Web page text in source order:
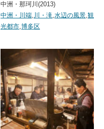
中洲・那珂川(2013)
中洲・川端, 川・滝,水辺の風景,観
光都市,博多区